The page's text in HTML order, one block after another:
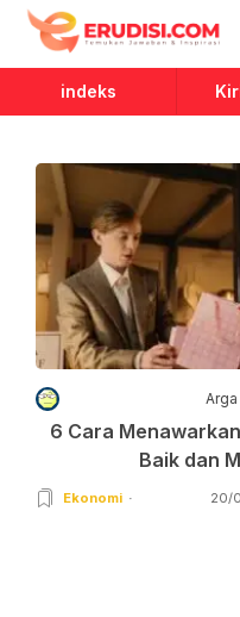
Erudisi
Temukan Jawaban dan
indeks
Arga
6 Cara
Baik dan
Ekonomi 20/